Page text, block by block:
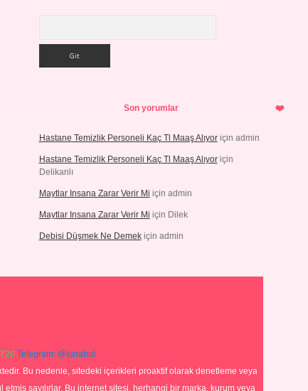
Son yorumlar
Hastane Temizlik Personeli Kaç Tl Maaş Alıyoriçin admin
Hastane Temizlik Personeli Kaç Tl Maaş Alıyoriçin
Delikanlı
Maytlar Insana Zarar Verir Mi için admin
Maytlar Insana Zarar Verir Mi için Dilek
Debisi Düşmek Ne Demekiçin admin
Telegram: @karabul
Bu nedenle, sitedeki içerikleri proaktif olarak denetleme veya
sayılırlar. Bu internet sitesi, herhangi bir marka, kurum veya